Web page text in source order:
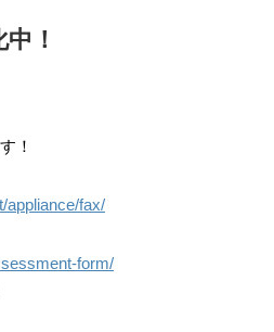
！
！
appliance/fax/
form/